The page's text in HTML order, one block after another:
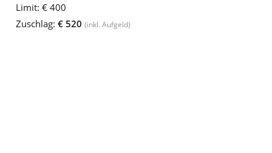
Limit: € 400
Zuschlag: € 520 (inkl. Aufgeld)